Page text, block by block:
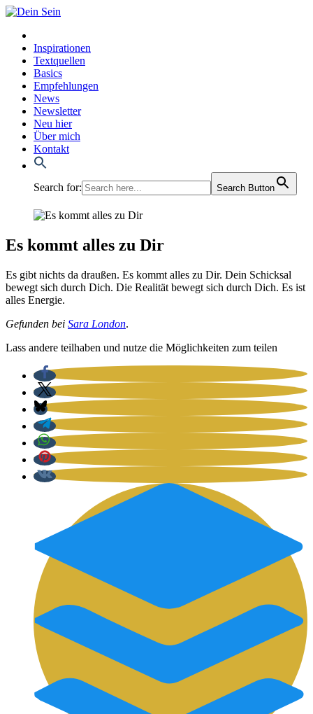
Inspirationen
Textquellen
Basics
Empfehlungen
News
Newsletter
Neu hier
Über mich
Kontakt
Search for: Search Button
Es kommt alles zu Dir
Es gibt nichts da drau­ßen. Es kommt alles zu Dir. Dein Schick­sal
bewegt sich durch Dich. Die Rea­li­tät bewegt sich durch Dich. Es ist
alles Ener­gie.
Gefun­den bei Sara Lon­don.
Lass ande­re teil­ha­ben und nut­ze die Mög­lich­kei­ten zum tei­len